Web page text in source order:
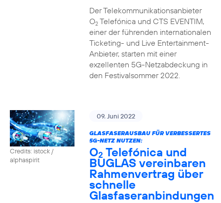
Der Telekommunikationsanbieter
O2Telefónica und CTS EVENTIM,
einer der führenden internationalen
Ticketing- und Live Entertainment-
Anbieter, starten mit einer
exzellenten 5G-Netzabdeckung in
den Festivalsommer 2022.
Credits: istock /
alphaspirit
09. Juni 2022
GLASFASERAUSBAU FÜR VERBESSERTES
5G-NETZ NUTZEN:
O2 Telefónica und
BUGLAS vereinbaren
Rahmenvertrag über
schnelle
Glasfaseranbindungen